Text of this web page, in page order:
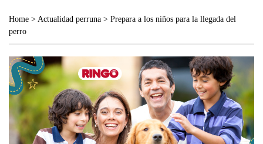
Home > Actualidad perruna > Prepara a los niños para la llegada del
perro